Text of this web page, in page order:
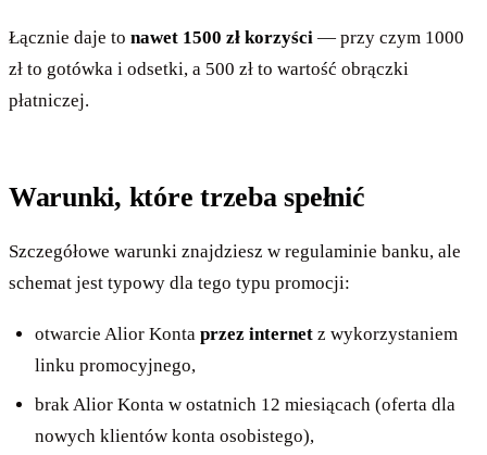
Łącznie daje to nawet 1500 zł korzyści — przy czym 1000
zł to gotówka i odsetki, a 500 zł to wartość obrączki
płatniczej.
Warunki, które trzeba spełnić
Szczegółowe warunki znajdziesz w regulaminie banku, ale
schemat jest typowy dla tego typu promocji:
otwarcie Alior Konta przez internet z wykorzystaniem
linku promocyjnego,
brak Alior Konta w ostatnich 12 miesiącach (oferta dla
nowych klientów konta osobistego),